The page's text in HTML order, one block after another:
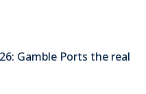
Gamble Ports the real